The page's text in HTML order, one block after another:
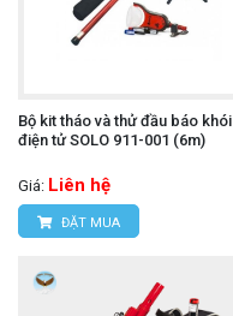
Bộ kit tháo và thử đầu báo khói
điện tử SOLO 911-001 (6m)
Giá: Liên hệ
ĐẶT MUA